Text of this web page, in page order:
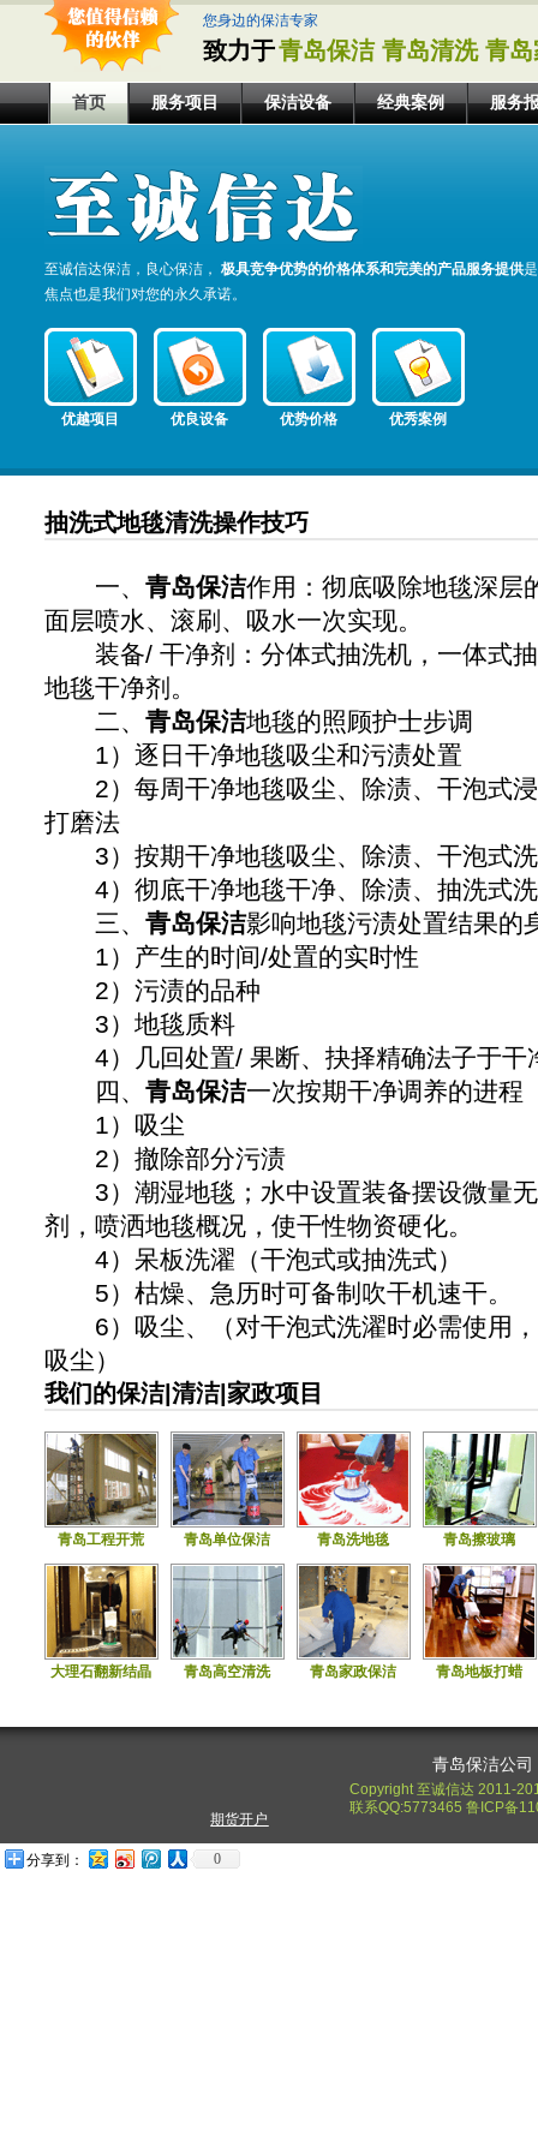
致力于青岛保洁 青岛清洗 青
您身边的保洁专家
首页 服务项目 保洁设备 经典案例 服务
至诚信达保洁，良心保洁， 极具竞争优势的价格体系和完美的产品服务提供
焦点也是我们对您的永久承诺。
优越项目 优良设备 优势价格 优秀案例
抽洗式地毯清洗操作技巧
一、 青岛保洁作用：彻底吸除地毯深层
面层喷水、滚刷、吸水一次实现。
装备/ 干净剂：分体式抽洗机，一体式抽
地毯干净剂。
二、 青岛保洁地毯的照顾护士步调
1）逐日干净地毯吸尘和污渍处置
2）每周干净地毯吸尘、除渍、干泡式浸
打磨法
3）按期干净地毯吸尘、除渍、干泡式
4）彻底干净地毯干净、除渍、抽洗式
三、 青岛保洁影响地毯污渍处置结果的
1）产生的时间/处置的实时性
2）污渍的品种
3）地毯质料
4）几回处置/ 果断、抉择精确法子于干
四、 青岛保洁一次按期干净调养的进程
1）吸尘
2）撤除部分污渍
3）潮湿地毯；水中设置装备摆设微量无
剂，喷洒地毯概况，使干性物资硬化。
4）呆板洗濯（干泡式或抽洗式）
5）枯燥、急历时可备制吹干机速干。
6）吸尘、（对干泡式洗濯时必需使用，
吸尘）
我们的保洁|清洁|家政项目
青岛工程开荒 青岛单位保洁 青岛洗地毯 青岛擦玻璃
大理石翻新结晶 青岛高空清洗 青岛家政保洁 青岛地板打蜡
青岛保洁公司
Copyright 至诚信达 2011-
联系QQ:5773465 鲁ICP备
期货开户
分享到： 0